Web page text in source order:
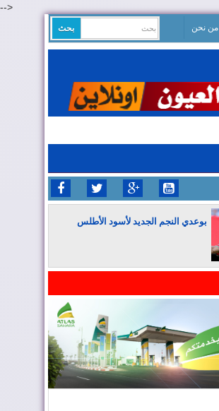
-->
من نحن
بوعدي النجم الجديد لأسود الأطلس
المغرب يعزز موقعه في صناعة الطيران